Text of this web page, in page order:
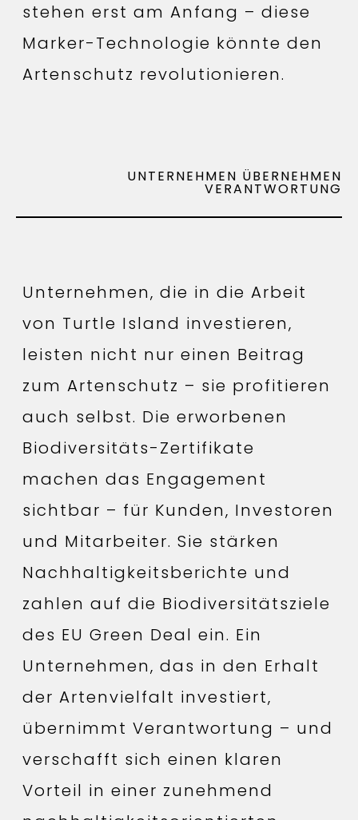
stehen erst am Anfang – diese
Marker-Technologie könnte den
Artenschutz revolutionieren.
UNTERNEHMEN ÜBERNEHMEN
VERANTWORTUNG
Unternehmen, die in die Arbeit
von Turtle Island investieren,
leisten nicht nur einen Beitrag
zum Artenschutz – sie profitieren
auch selbst. Die erworbenen
Biodiversitäts-Zertifikate
machen das Engagement
sichtbar – für Kunden, Investoren
und Mitarbeiter. Sie stärken
Nachhaltigkeitsberichte und
zahlen auf die Biodiversitätsziele
des EU Green Deal ein. Ein
Unternehmen, das in den Erhalt
der Artenvielfalt investiert,
übernimmt Verantwortung – und
verschafft sich einen klaren
Vorteil in einer zunehmend